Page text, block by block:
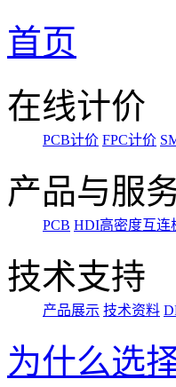
首页
在线计价
PCB计价 FPC计价
产品与服
PCB HDI高密度互连
技术支持
产品展示 技术资料
为什么选